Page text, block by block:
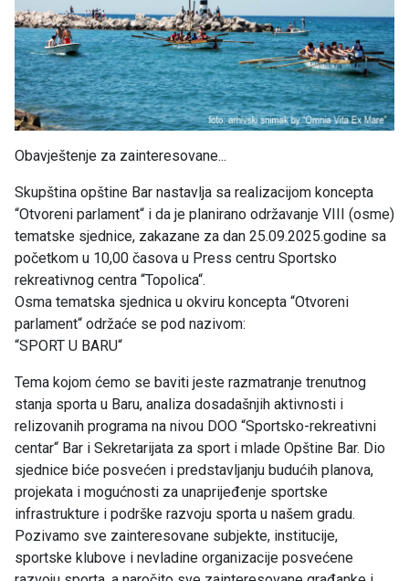
Obavještenje za zainteresovane...
Skupština opštine Bar nastavlja sa realizacijom koncepta
“Otvoreni parlament“ i da je planirano održavanje VIII (osme)
tematske sjednice, zakazane za dan 25.09.2025.godine sa
početkom u 10,00 časova u Press centru Sportsko
rekreativnog centra “Topolica“.
Osma tematska sjednica u okviru koncepta “Otvoreni
parlament“ održaće se pod nazivom:
“SPORT U BARU“
Tema kojom ćemo se baviti jeste razmatranje trenutnog
stanja sporta u Baru, analiza dosadašnjih aktivnosti i
relizovanih programa na nivou DOO “Sportsko-rekreativni
centar“ Bar i Sekretarijata za sport i mlade Opštine Bar. Dio
sjednice biće posvećen i predstavljanju budućih planova,
projekata i mogućnosti za unaprijeđenje sportske
infrastrukture i podrške razvoju sporta u našem gradu.
Pozivamo sve zainteresovane subjekte, institucije,
sportske klubove i nevladine organizacije posvećene